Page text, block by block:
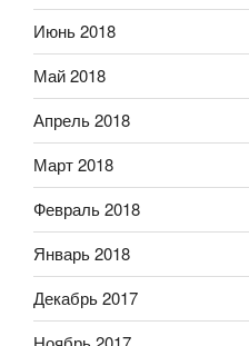
Июнь 2018
Май 2018
Апрель 2018
Март 2018
Февраль 2018
Январь 2018
Декабрь 2017